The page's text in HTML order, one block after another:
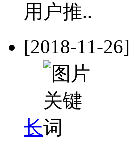
用户推..
[2018-11-26]
长